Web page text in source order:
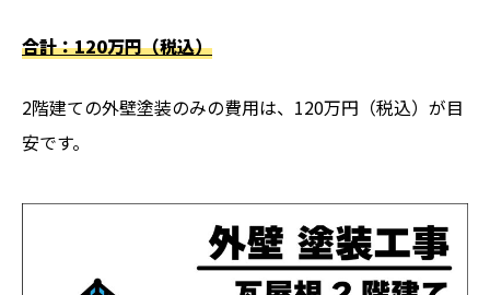
合計：120万円（税込）
2階建ての外壁塗装のみの費用は、120万円（税込）が目
安です。